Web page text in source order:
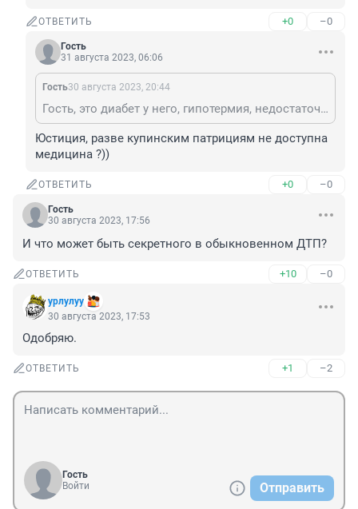
ОТВЕТИТЬ +0 –0
Гость
31 августа 2023, 06:06
Гость30 августа 2023, 20:44
Гость, это диабет у него, гипотермия, недостаточность андрогенная и щитовидной железы. Так что не завидуйте представители плебса.
Юстиция, разве купинским патрициям не доступна
медицина ?))
ОТВЕТИТЬ +0 –0
Гость
30 августа 2023, 17:56
И что может быть секретного в обыкновенном ДТП?
ОТВЕТИТЬ +10 –0
урлулуу
30 августа 2023, 17:53
Одобряю.
ОТВЕТИТЬ +1 –2
Гость
Войти
Отправить